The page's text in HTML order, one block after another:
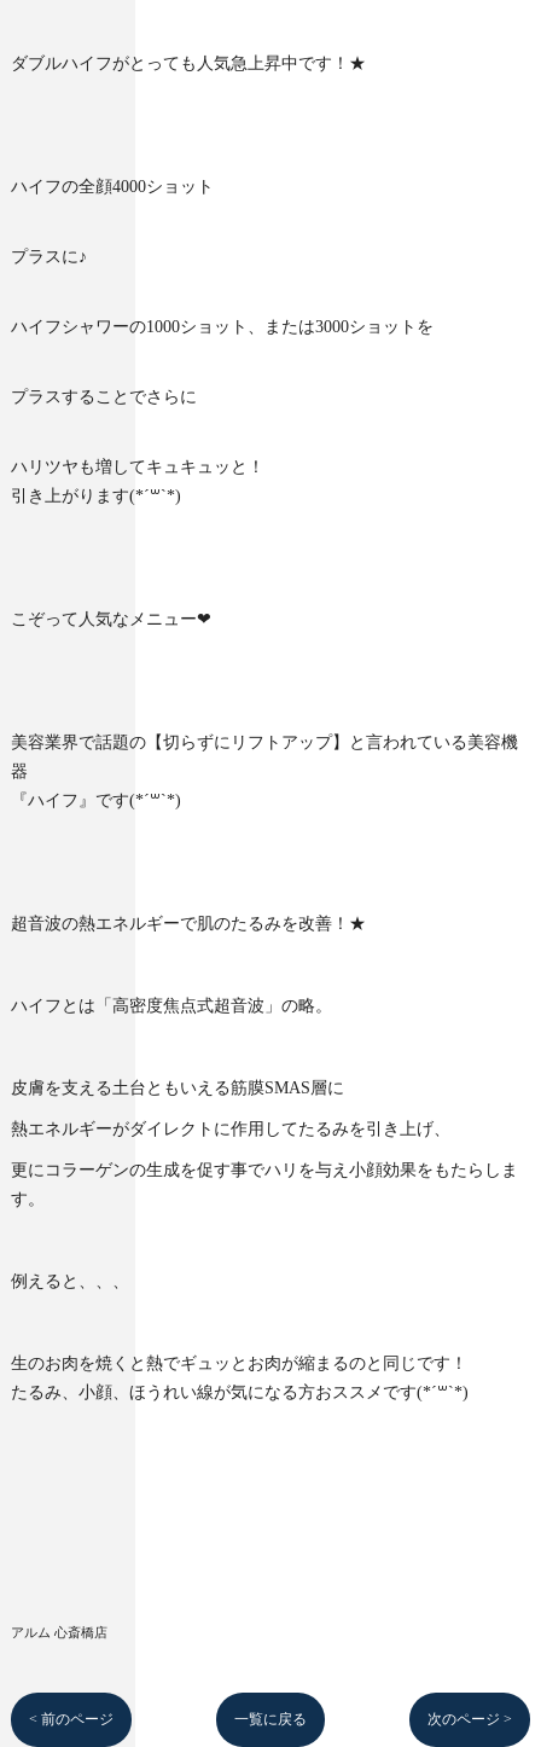
ダブルハイフがとっても人気急上昇中です！★
ハイフの全顔4000ショット
プラスに♪
ハイフシャワーの1000ショット、または3000ショットを
プラスすることでさらに
ハリツヤも増してキュキュッと！
引き上がります(*´꒳`*)
こぞって人気なメニュー❤︎
美容業界で話題の【切らずにリフトアップ】と言われている美容機
器
『ハイフ』です(*´꒳`*)
超音波の熱エネルギーで肌のたるみを改善！★
ハイフとは「高密度焦点式超音波」の略。
皮膚を支える土台ともいえる筋膜SMAS層に
熱エネルギーがダイレクトに作用してたるみを引き上げ、
更にコラーゲンの生成を促す事でハリを与え小顔効果をもたらしま
す。
例えると、、、
生のお肉を焼くと熱でギュッとお肉が縮まるのと同じです！
たるみ、小顔、ほうれい線が気になる方おススメです(*´꒳`*)
アルム 心斎橋店
< 前のページ 一覧に戻る 次のページ >